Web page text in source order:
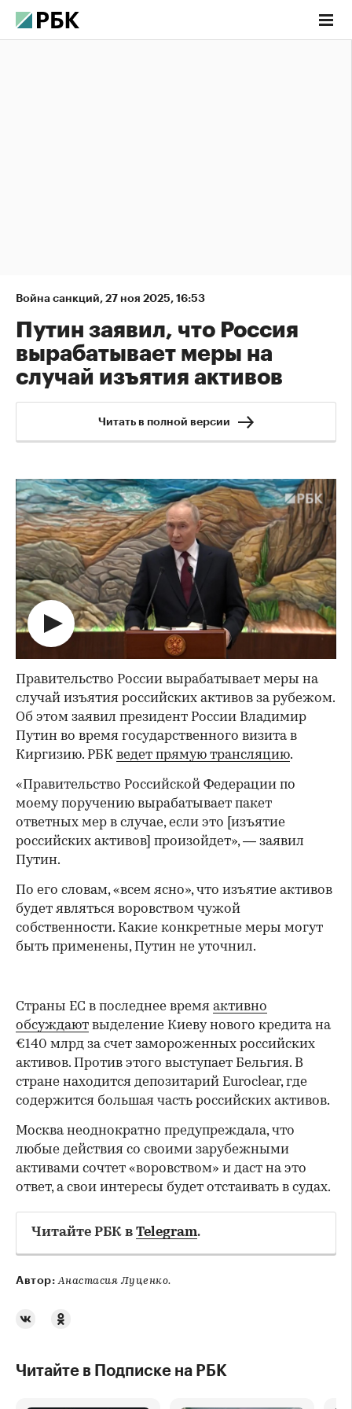
Война санкций, 27 ноя 2025, 16:53
Путин заявил, что Россия
вырабатывает меры на
случай изъятия активов
Читать в полной версии
Правительство России вырабатывает меры на
случай изъятия российских активов за рубежом.
Об этом заявил президент России Владимир
Путин во время государственного визита в
Киргизию. РБК ведет прямую трансляцию.
«Правительство Российской Федерации по
моему поручению вырабатывает пакет
ответных мер в случае, если это [изъятие
российских активов] произойдет», — заявил
Путин.
По его словам, «всем ясно», что изъятие активов
будет являться воровством чужой
собственности. Какие конкретные меры могут
быть применены, Путин не уточнил.
Страны ЕС в последнее время активно
обсуждают выделение Киеву нового кредита на
€140 млрд за счет замороженных российских
активов. Против этого выступает Бельгия. В
стране находится депозитарий Euroclear, где
содержится большая часть российских активов.
Москва неоднократно предупреждала, что
любые действия со своими зарубежными
активами сочтет «воровством» и даст на это
ответ, а свои интересы будет отстаивать в судах.
Читайте РБК в Telegram.
Автор: Анастасия Луценко.
Читайте в Подписке на РБК